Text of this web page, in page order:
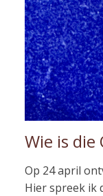
Wie is die
Op 24 april
Hier spreek ik